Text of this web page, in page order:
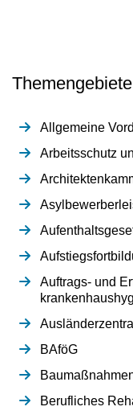
Themengebiete
Allgemeine
Arbeitsschutz
Auftrags- und
BAföG
Berufliches